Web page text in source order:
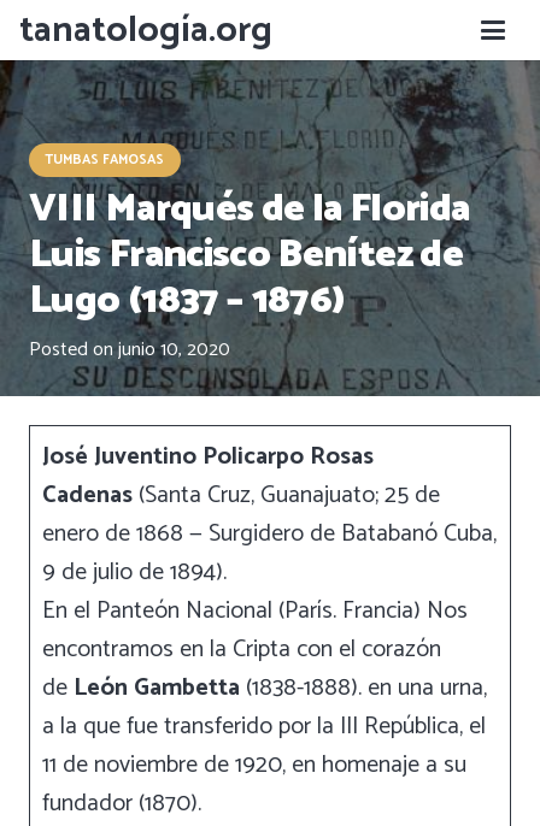
tanatología.org
TUMBAS FAMOSAS
VIII Marqués de la Florida
Luis Francisco Benítez de
Lugo (1837 – 1876)
Posted onjunio 10, 2020
José Juventino Policarpo Rosas
Cadenas(Santa Cruz, Guanajuato; 25 de
enero de 1868 — Surgidero de Batabanó Cuba,
9 de julio de 1894).
En el Panteón Nacional (París. Francia) Nos
encontramos en la Cripta con el corazón
de León Gambetta (1838-1888). en una urna,
a la que fue transferido por la III República, el
11 de noviembre de 1920, en homenaje a su
fundador (1870).